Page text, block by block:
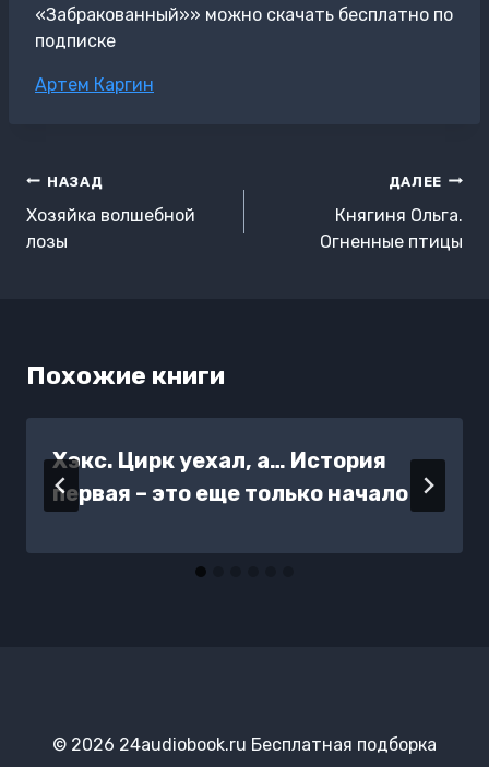
«Забракованный»» можно скачать бесплатно по
подписке
Метки
Артем Каргин
Навигация
по
записям
НАЗАД
Хозяйка волшебной
лозы
ДАЛЕЕ
Княгиня Ольга.
Огненные птицы
Похожие книги
Хэкс. Цирк уехал, а… История
первая – это еще только начало
© 2026 24audiobook.ru Бесплатная подборка